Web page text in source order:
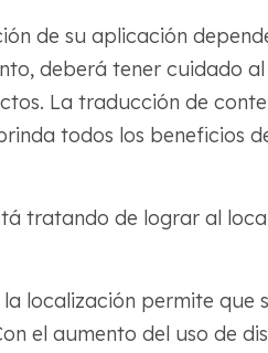
de su aplicación
deberá tener cuidado
La traducción de
todos los beneficios
tratando de lograr al
la localización permite que
el aumento del uso de